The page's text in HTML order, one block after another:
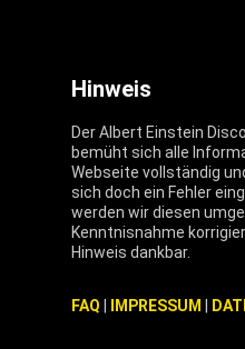
Hinweis
Der Albert Einstein
bemüht sich alle
Webseite vollständig
sich doch ein Fehler
werden wir diesen
Kenntnisnahme
Hinweis dankbar.
FAQ IMPRESSUM